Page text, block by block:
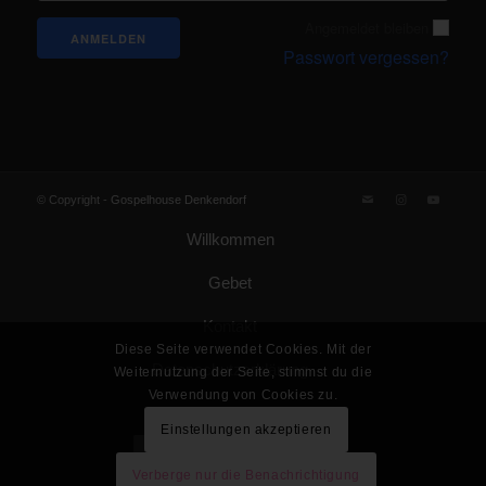
Passwort vergessen?
© Copyright - Gospelhouse Denkendorf
Willkommen
Gebet
Kontakt
Datenschutzerklärung
Impressum
Gemeinde Gottes KdöR
Diese Seite verwendet Cookies. Mit der
Weiternutzung der Seite, stimmst du die
Verwendung von Cookies zu.
Einstellungen akzeptieren
Verberge nur die Benachrichtigung